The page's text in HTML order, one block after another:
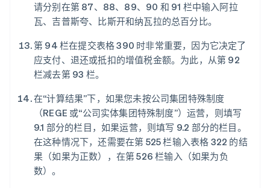
请分别在第 87、88、89、90 和 91 栏中输入阿拉
瓦、吉普斯夸、比斯开和纳瓦拉的总百分比。
第 94 栏在提交表格 390 时非常重要，因为它决定了
应支付、退还或抵扣的增值税金额。为此，从第 92
栏减去第 93 栏。
在“计算结果”下，如果您未按公司集团特殊制度
（REGE 或“公司实体集团特殊制度”）运营，则填写
9.1 部分的栏目，如果运营，则填写 9.2 部分的栏目。
在这种情况下，还需要在第 525 栏输入表格 322 的结
果（如果为正数），在第 526 栏输入（如果为负
数）。